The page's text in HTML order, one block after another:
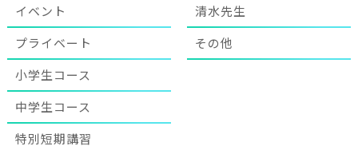
イベント
プライベート
小学生コース
中学生コース
特別短期講習
清水先生
その他